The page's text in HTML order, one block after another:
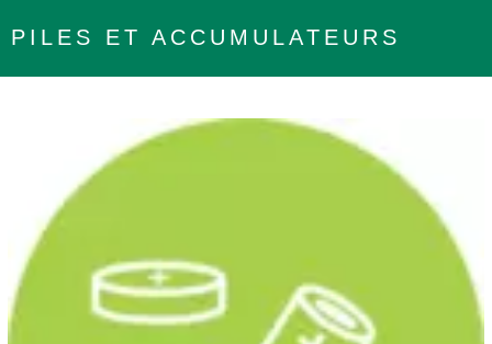
PILES ET ACCUMULATEURS